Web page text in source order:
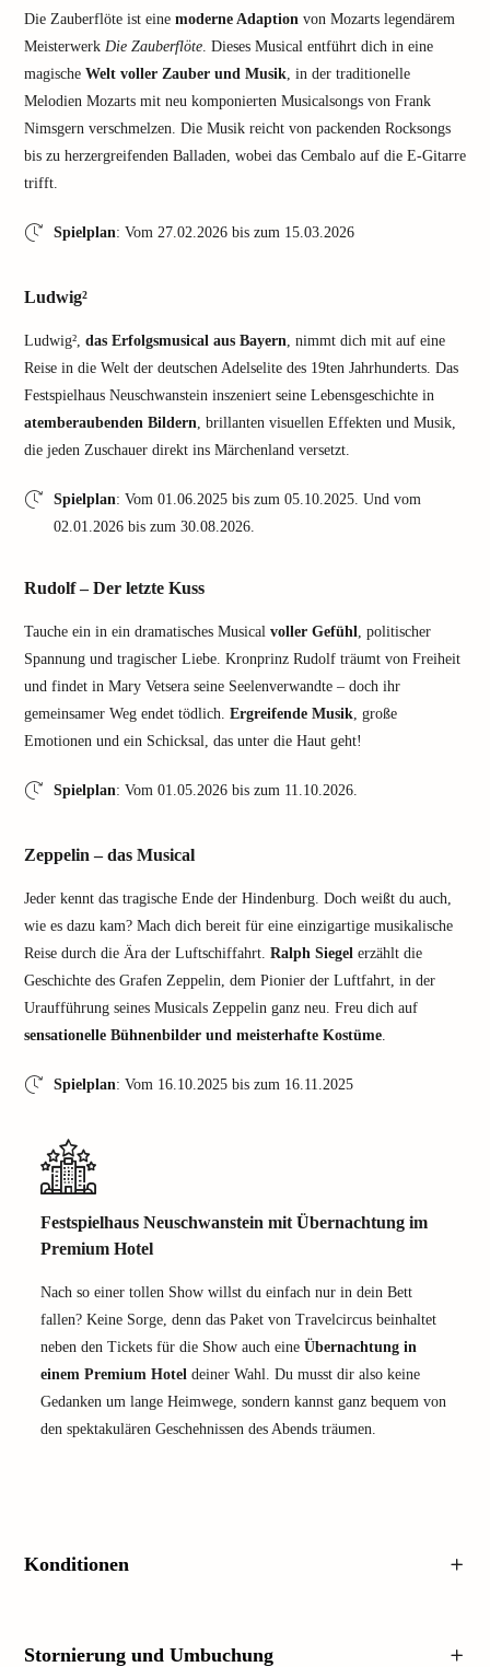
Die Zauberflöte ist eine moderne Adaption von Mozarts legendärem
Meisterwerk Die Zauberflöte. Dieses Musical entführt dich in eine
magische Welt voller Zauber und Musik, in der traditionelle
Melodien Mozarts mit neu komponierten Musicalsongs von Frank
Nimsgern verschmelzen. Die Musik reicht von packenden Rocksongs
bis zu herzergreifenden Balladen, wobei das Cembalo auf die E-Gitarre
trifft.
Spielplan: Vom 27.02.2026 bis zum 15.03.2026
Ludwig²
Ludwig², das Erfolgsmusical aus Bayern, nimmt dich mit auf eine
Reise in die Welt der deutschen Adelselite des 19ten Jahrhunderts. Das
Festspielhaus Neuschwanstein inszeniert seine Lebensgeschichte in
atemberaubenden Bildern, brillanten visuellen Effekten und Musik,
die jeden Zuschauer direkt ins Märchenland versetzt.
Spielplan: Vom 01.06.2025 bis zum 05.10.2025. Und vom
02.01.2026 bis zum 30.08.2026.
Rudolf – Der letzte Kuss
Tauche ein in ein dramatisches Musical voller Gefühl, politischer
Spannung und tragischer Liebe. Kronprinz Rudolf träumt von Freiheit
und findet in Mary Vetsera seine Seelenverwandte – doch ihr
gemeinsamer Weg endet tödlich. Ergreifende Musik, große
Emotionen und ein Schicksal, das unter die Haut geht!
Spielplan: Vom 01.05.2026 bis zum 11.10.2026.
Zeppelin – das Musical
Jeder kennt das tragische Ende der Hindenburg. Doch weißt du auch,
wie es dazu kam? Mach dich bereit für eine einzigartige musikalische
Reise durch die Ära der Luftschiffahrt. Ralph Siegel erzählt die
Geschichte des Grafen Zeppelin, dem Pionier der Luftfahrt, in der
Uraufführung seines Musicals Zeppelin ganz neu. Freu dich auf
sensationelle Bühnenbilder und meisterhafte Kostüme.
Spielplan: Vom 16.10.2025 bis zum 16.11.2025
Festspielhaus Neuschwanstein mit Übernachtung im
Premium Hotel
Nach so einer tollen Show willst du einfach nur in dein Bett
fallen? Keine Sorge, denn das Paket von Travelcircus beinhaltet
neben den Tickets für die Show auch eine Übernachtung in
einem Premium Hotel deiner Wahl. Du musst dir also keine
Gedanken um lange Heimwege, sondern kannst ganz bequem von
den spektakulären Geschehnissen des Abends träumen.
Konditionen
Stornierung und Umbuchung